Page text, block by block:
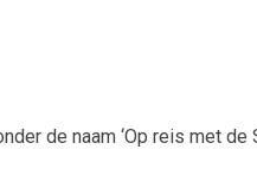
de naam ‘Op reis met de